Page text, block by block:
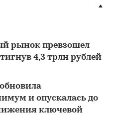
рынок превзошел
4,3 трлн рублей
и опускалась до
ключевой